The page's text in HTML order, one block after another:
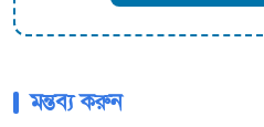
মন্তব্য করুন